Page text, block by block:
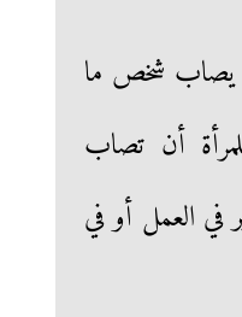
يصاب شخص ما
أن تصاب
العمل أو في